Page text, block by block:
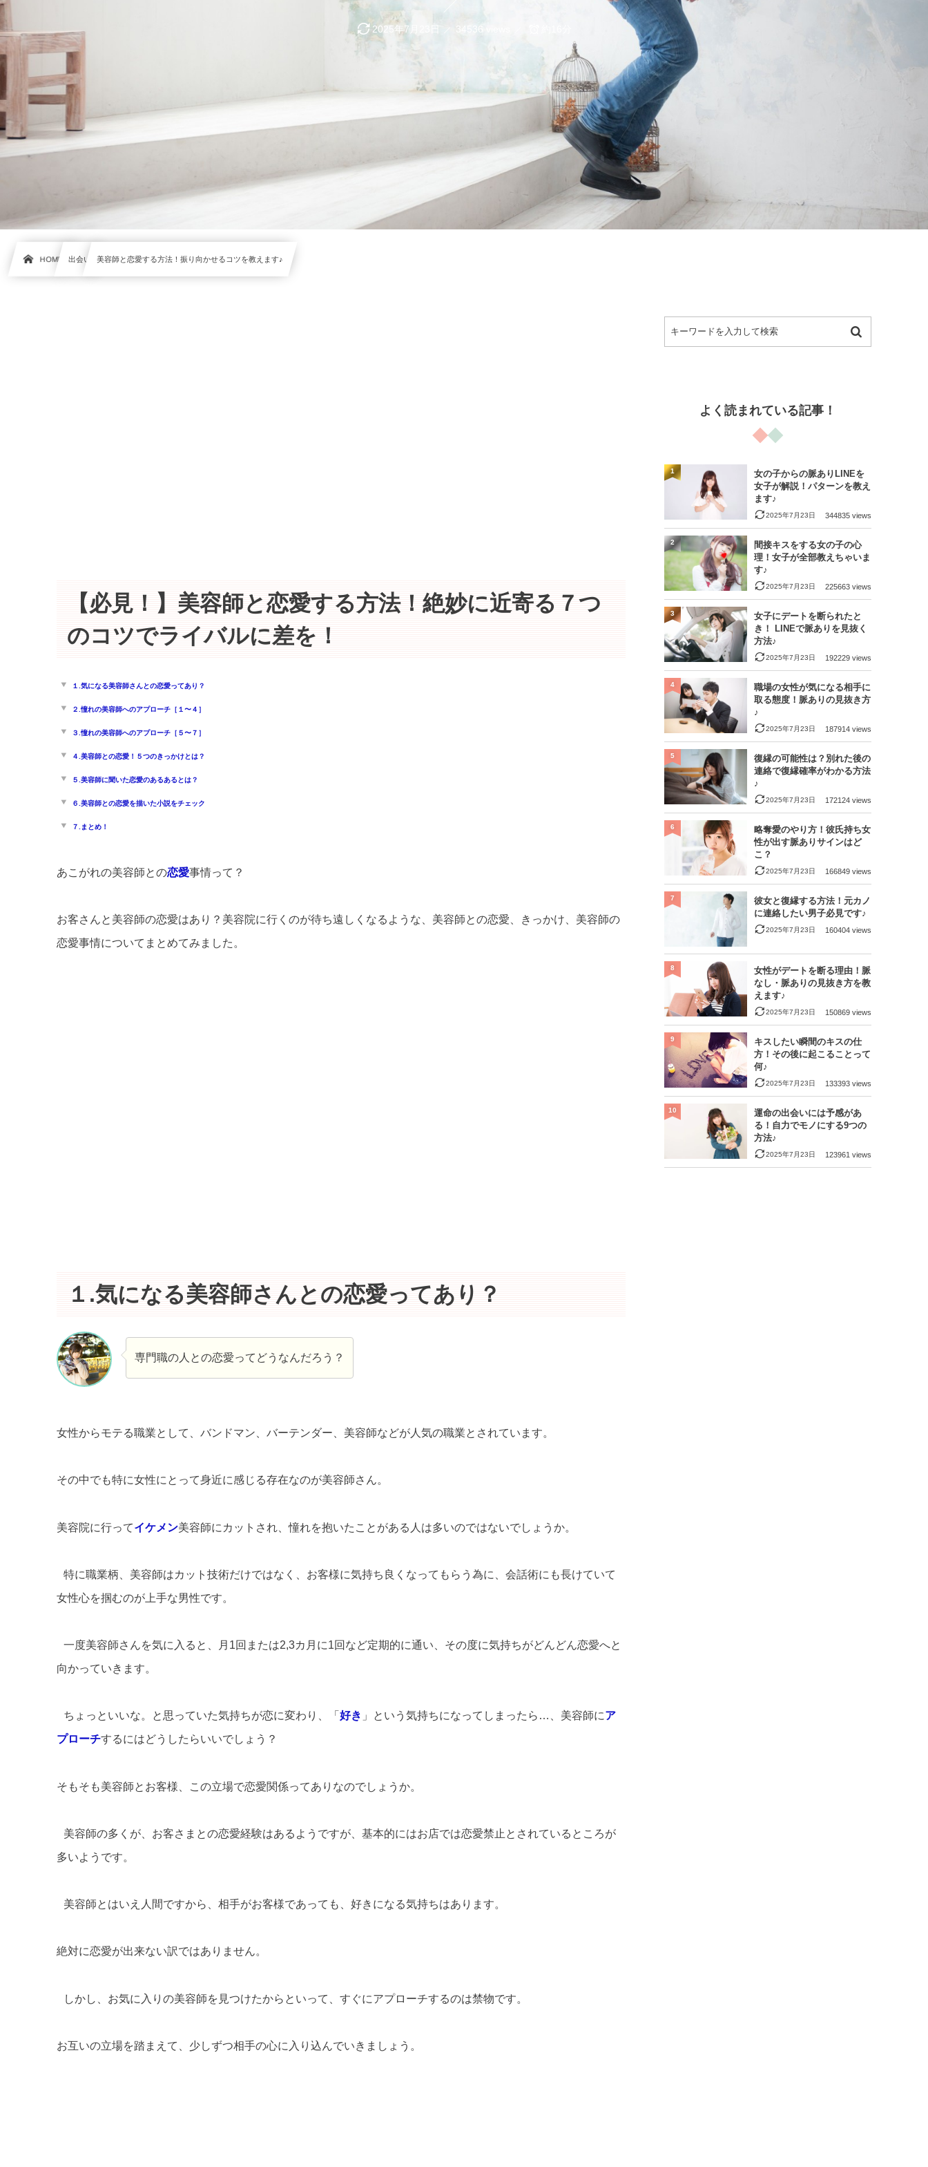
2025年7月23日 34536 views
HOME 出会い 美容師と恋愛する方法！振り向かせるコツを教えます♪
【必見！】美容師と恋愛する方法！絶妙に近寄る７つ
のコツでライバルに差を！
１.気になる美容師さんとの恋愛ってあり？
２.憧れの美容師へのアプローチ［１〜４］
３.憧れの美容師へのアプローチ［５〜７］
４.美容師との恋愛！５つのきっかけとは？
５.美容師に聞いた恋愛のあるあるとは？
６.美容師との恋愛を描いた小説をチェック
７.まとめ！
あこがれの美容師との恋愛事情って？
お客さんと美容師の恋愛はあり？美容院に行くのが待ち遠しくなるような、美容師との恋愛、きっかけ、美容師の
恋愛事情についてまとめてみました。
１.気になる美容師さんとの恋愛ってあり？
専門職の人との恋愛ってどうなんだろう？
女性からモテる職業として、バンドマン、バーテンダー、美容師などが人気の職業とされています。
その中でも特に女性にとって身近に感じる存在なのが美容師さん。
美容院に行ってイケメン美容師にカットされ、憧れを抱いたことがある人は多いのではないでしょうか。
特に職業柄、美容師はカット技術だけではなく、お客様に気持ち良くなってもらう為に、会話術にも長けていて
女性心を掴むのが上手な男性です。
一度美容師さんを気に入ると、月1回または2,3カ月に1回など定期的に通い、その度に気持ちがどんどん恋愛へと
向かっていきます。
ちょっといいな。と思っていた気持ちが恋に変わり、「 好き 」という気持ちになってしまったら…、美容師にア
プローチするにはどうしたらいいでしょう？
そもそも美容師とお客様、この立場で恋愛関係ってありなのでしょうか。
美容師の多くが、お客さまとの恋愛経験はあるようですが、基本的にはお店では恋愛禁止とされているところが
多いようです。
美容師とはいえ人間ですから、相手がお客様であっても、好きになる気持ちはあります。
絶対に恋愛が出来ない訳ではありません。
しかし、お気に入りの美容師を見つけたからといって、すぐにアプローチするのは禁物です。
お互いの立場を踏まえて、少しずつ相手の心に入り込んでいきましょう。
よく読まれている記事！
女の子からの脈ありLINEを
女子が解説！パターンを教え
ます♪
2025年7月23日 344835 views
1
間接キスをする女の子の心
理！女子が全部教えちゃいま
す♪
2025年7月23日 225663 views
2
女子にデートを断られたと
き！ LINEで脈ありを見抜く
方法♪
2025年7月23日 192229 views
3
職場の女性が気になる相手に
取る態度！脈ありの見抜き方
♪
2025年7月23日 187914 views
4
復縁の可能性は？別れた後の
連絡で復縁確率がわかる方法
♪
2025年7月23日 172124 views
5
略奪愛のやり方！彼氏持ち女
性が出す脈ありサインはど
こ？
2025年7月23日 166849 views
6
彼女と復縁する方法！元カノ
に連絡したい男子必見です♪
2025年7月23日 160404 views
7
女性がデートを断る理由！脈
なし・脈ありの見抜き方を教
えます♪
2025年7月23日 150869 views
8
キスしたい瞬間のキスの仕
方！その後に起こることって
何♪
2025年7月23日 133393 views
9
運命の出会いには予感があ
る！自力でモノにする9つの
方法♪
2025年7月23日 123961 views
10